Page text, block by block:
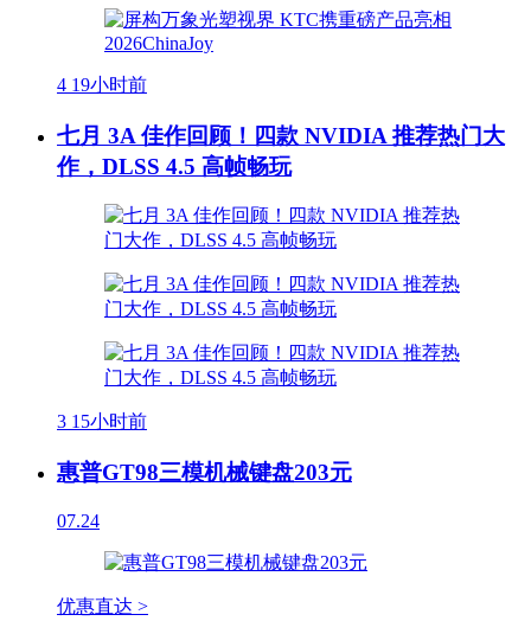
4 19小时前
七月 3A 佳作回顾！四款 NVIDIA 推荐热门大
作，DLSS 4.5 高帧畅玩
3 15小时前
惠普GT98三模机械键盘203元
07.24
优惠直达 >